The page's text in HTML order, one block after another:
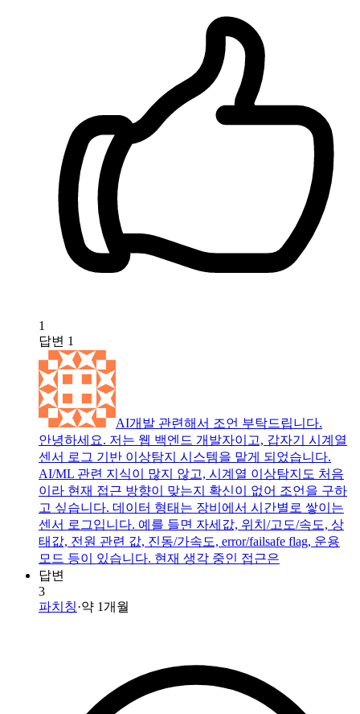
1
답변 1
AI개발 관련해서 조언 부탁드립니다.
안녕하세요. 저는 웹 백엔드 개발자이고, 갑자기 시계열
센서 로그 기반 이상탐지 시스템을 맡게 되었습니다.
AI/ML 관련 지식이 많지 않고, 시계열 이상탐지도 처음
이라 현재 접근 방향이 맞는지 확신이 없어 조언을 구하
고 싶습니다. 데이터 형태는 장비에서 시간별로 쌓이는
센서 로그입니다. 예를 들면 자세값, 위치/고도/속도, 상
태값, 전원 관련 값, 진동/가속도, error/failsafe flag, 운용
모드 등이 있습니다. 현재 생각 중인 접근은
답변
3
파치칭·약 1개월